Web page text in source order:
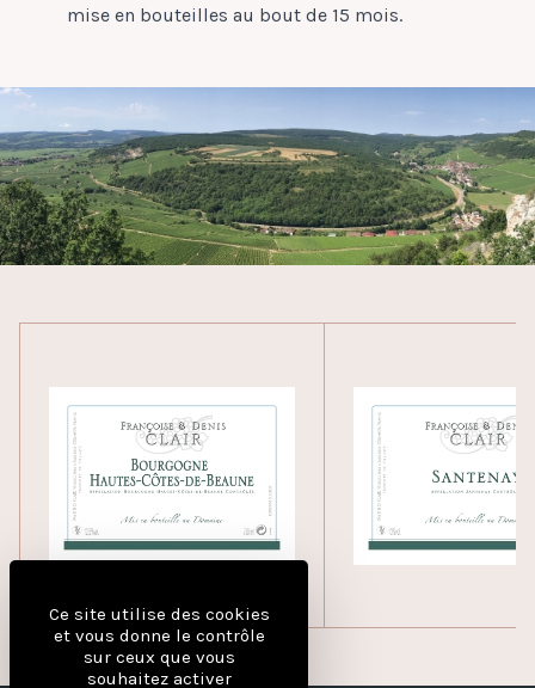
mise en bouteilles au bout de 15 mois.
Ce site utilise des cookies
et vous donne le contrôle
sur ceux que vous
souhaitez activer